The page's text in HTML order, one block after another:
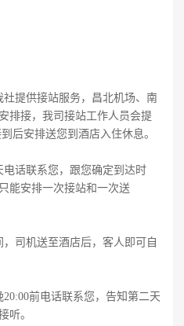
提供接站服务，昌北机场、南
排接，我司接站工作人员会提
后安排送您到酒店入住休息。
话联系您，跟您确定到达时
能安排一次接站和一次送
司机送至酒店后，客人即可自
前电话联系您，告知第二天
听。